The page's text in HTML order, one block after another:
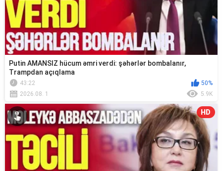
Putin AMANSIZ hücum əmri verdi: şəhərlər bombalanır,
Trampdan açıqlama
43:22
50%
2026.08. 1
5.9K
HD